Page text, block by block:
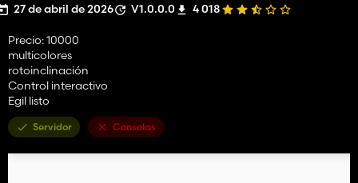
27 de abril de 2026 V1.0.0.0 4 018
Precio: 10000
multicolores
rotoinclinación
Control interactivo
Egil listo
Servidor Consolas